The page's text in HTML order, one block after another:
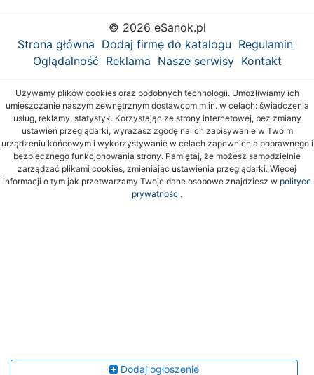
© 2026 eSanok.pl
Strona główna Dodaj firmę do katalogu Regulamin
Oglądalność Reklama Nasze serwisy Kontakt
Używamy plików cookies oraz podobnych technologii. Umożliwiamy ich
umieszczanie naszym zewnętrznym dostawcom m.in. w celach: świadczenia
usług, reklamy, statystyk. Korzystając ze strony internetowej, bez zmiany
ustawień przeglądarki, wyrażasz zgodę na ich zapisywanie w Twoim
urządzeniu końcowym i wykorzystywanie w celach zapewnienia poprawnego i
bezpiecznego funkcjonowania strony. Pamiętaj, że możesz samodzielnie
zarządzać plikami cookies, zmieniając ustawienia przeglądarki. Więcej
informacji o tym jak przetwarzamy Twoje dane osobowe znajdziesz w polityce
prywatności.
Dodaj ogłoszenie